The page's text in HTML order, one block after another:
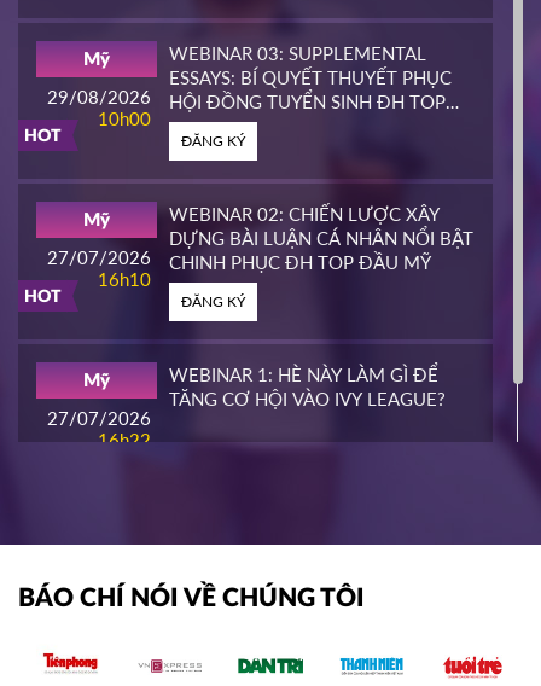
HOT
10h00
ĐĂNG KÝ
HOT
14h00
PIERCE COLLEGE
ĐĂNG KÝ
HOT
16h00
WHATCOM COMMUNITY COLLEGE
ĐĂNG KÝ
10/03/2026
UNIVERSITY
HOT
29/08/2026
10h00
Mỹ
WEBINAR 03: SUPPLEMENTAL
ESSAYS: BÍ QUYẾT THUYẾT PHỤC
HỘI ĐỒNG TUYỂN SINH ĐH TOP
ĐẦU MỸ
ĐĂNG KÝ
HOT
27/07/2026
16h10
Mỹ
WEBINAR 02: CHIẾN LƯỢC XÂY
DỰNG BÀI LUẬN CÁ NHÂN NỔI BẬT
CHINH PHỤC ĐH TOP ĐẦU MỸ
ĐĂNG KÝ
27/07/2026
16h22
Mỹ
WEBINAR 1: HÈ NÀY LÀM GÌ ĐỂ
TĂNG CƠ HỘI VÀO IVY LEAGUE?
BÁO CHÍ NÓI VỀ CHÚNG TÔI